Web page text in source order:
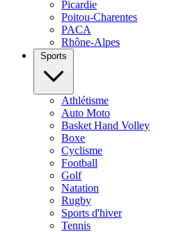
Picardie
Poitou-Charentes
PACA
Rhône-Alpes
Sports
Athlétisme
Auto Moto
Basket Hand Volley
Boxe
Cyclisme
Football
Golf
Natation
Rugby
Sports d'hiver
Tennis